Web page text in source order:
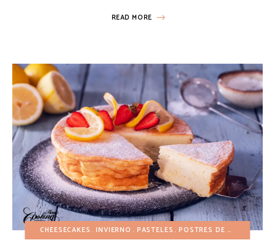
READ MORE
CHEESECAKES INVIERNO PASTELES POSTRES DE FRUTAS